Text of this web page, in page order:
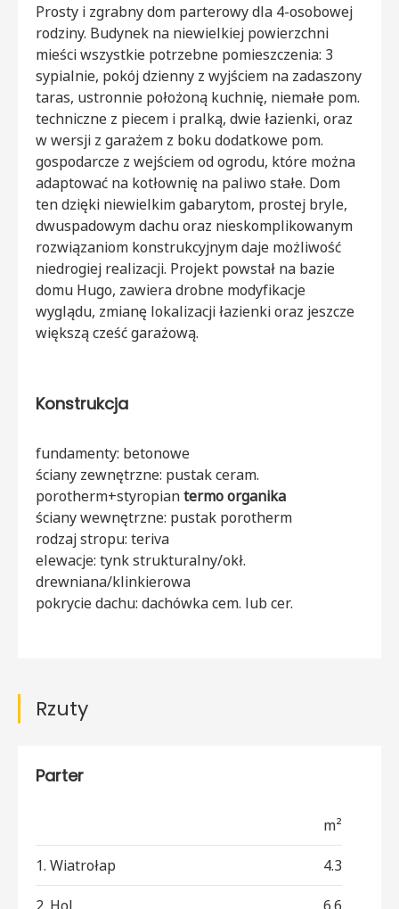
Prosty i zgrabny dom parterowy dla 4-osobowej
rodziny. Budynek na niewielkiej powierzchni
mieści wszystkie potrzebne pomieszczenia: 3
sypialnie, pokój dzienny z wyjściem na zadaszony
taras, ustronnie położoną kuchnię, niemałe pom.
techniczne z piecem i pralką, dwie łazienki, oraz
w wersji z garażem z boku dodatkowe pom.
gospodarcze z wejściem od ogrodu, które można
adaptować na kotłownię na paliwo stałe. Dom
ten dzięki niewielkim gabarytom, prostej bryle,
dwuspadowym dachu oraz nieskomplikowanym
rozwiązaniom konstrukcyjnym daje możliwość
niedrogiej realizacji. Projekt powstał na bazie
domu Hugo, zawiera drobne modyfikacje
wyglądu, zmianę lokalizacji łazienki oraz jeszcze
większą cześć garażową.
Konstrukcja
fundamenty: betonowe
ściany zewnętrzne: pustak ceram.
porotherm+styropiantermo organika
ściany wewnętrzne: pustak porotherm
rodzaj stropu: teriva
elewacje: tynk strukturalny/okł.
drewniana/klinkierowa
pokrycie dachu: dachówka cem. lub cer.
Rzuty
Parter
m²
1. Wiatrołap 4.3
2. Hol 6.6